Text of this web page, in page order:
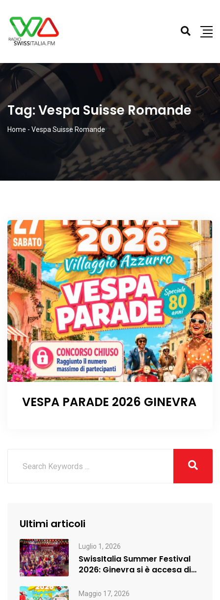
Tag:Vespa Suisse Romande
Home - Vespa Suisse Romande
VESPA PARADE 2026 GINEVRA
Ultimi articoli
Luglio 1, 2026
SwissItalia Summer Festival
2026: Ginevra si è accesa di
Maggio 17, 2026